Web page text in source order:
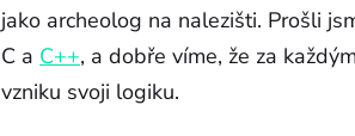
jako archeolog na nalezišti. Prošli
C a C++, a dobře víme, že za
vzniku svoji logiku.